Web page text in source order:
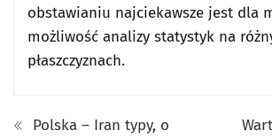
obstawianiu najciekawsze jest dla
możliwość analizy statystyk na
płaszczyznach.
Polska – Iran typy, o